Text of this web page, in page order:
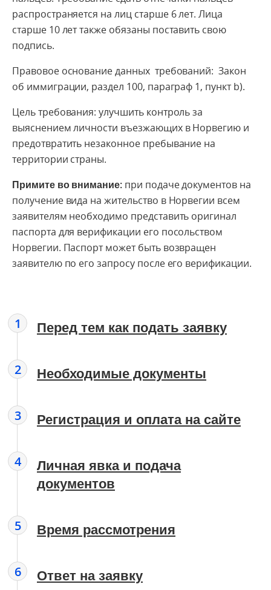
распространяется на лиц старше 6 лет. Лица
старше 10 лет также обязаны поставить свою
подпись.
Правовое основание данных требований: Закон
об иммиграции, раздел 100, параграф 1, пункт b).
Цель требования: улучшить контроль за
выяснением личности въезжающих в Норвегию и
предотвратить незаконное пребывание на
территории страны.
Примите во внимание: при подаче документов на
получение вида на жительство в Норвегии всем
заявителям необходимо представить оригинал
паспорта для верификации его посольством
Норвегии. Паспорт может быть возвращен
заявителю по его запросу после его верификации.
1 Перед тем как подать заявку
2 Необходимые документы
3 Регистрация и оплата на сайте
4
Личная явка и подача
документов
5 Время рассмотрения
6 Ответ на заявку